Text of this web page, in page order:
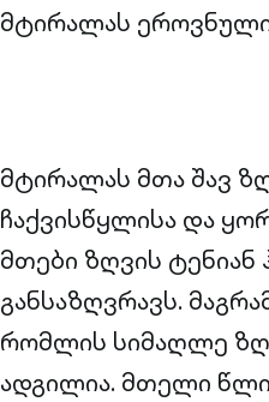
მტირალას ეროვნული
მტირალას მთა შავ
ჩაქვისწყლისა და
მთები ზღვის ტენიან
განსაზღვრავს.
რომლის სიმაღლე
ადგილია. მთელი